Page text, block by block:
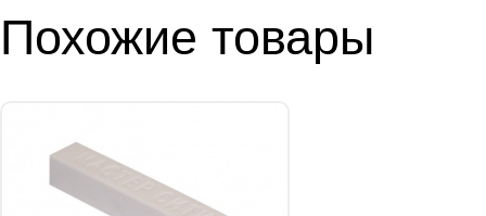
Похожие товары